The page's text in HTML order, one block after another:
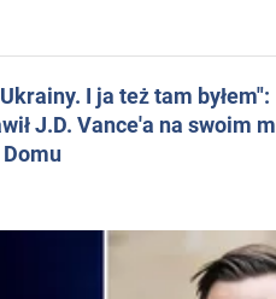
I ja też tam
J.D. Vance'a na swoim